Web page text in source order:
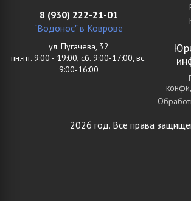
8 (930) 222-21-01
"Водонос" в Коврове
ул. Пугачева, 32
пн.-пт. 9:00 - 19:00, сб. 9:00-17:00, вс.
9:00-16:00
2026 год. Все права